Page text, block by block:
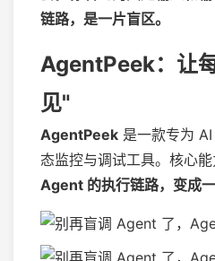
链路，是一片盲区。
AgentPeek：让
见"
AgentPeek 是一款专为
态监控与调试工具。核心能
Agent 的执行链路，变成